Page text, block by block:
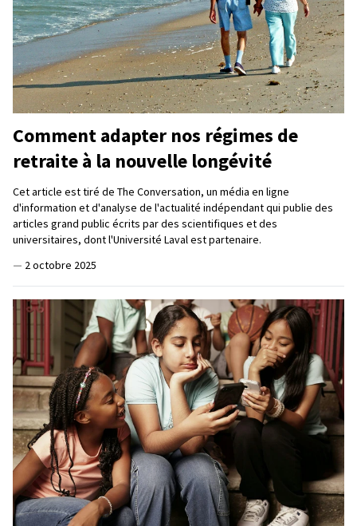
Comment adapter nos régimes de
retraite à la nouvelle longévité
Cet article est tiré de The Conversation, un média en ligne
d'information et d'analyse de l'actualité indépendant qui publie des
articles grand public écrits par des scientifiques et des
universitaires, dont l'Université Laval est partenaire.
— 2 octobre 2025